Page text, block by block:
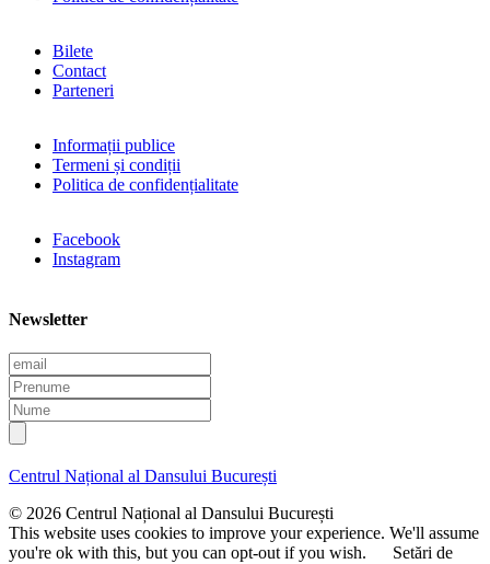
Bilete
Contact
Parteneri
Informații publice
Termeni și condiții
Politica de confidențialitate
Facebook
Instagram
Newsletter
E
m
a
i
l
P
r
e
n
m
N
u
m
e
Centrul Național al Dansului București
© 2026 Centrul Național al Dansului București
This website uses cookies to improve your experience. We'll assume
you're ok with this, but you can opt-out if you wish.
Setări de